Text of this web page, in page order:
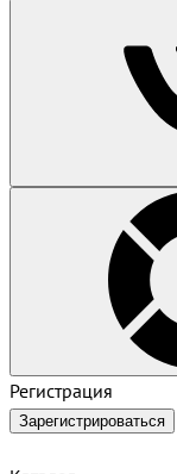
Регистрация
Зарегистрироваться